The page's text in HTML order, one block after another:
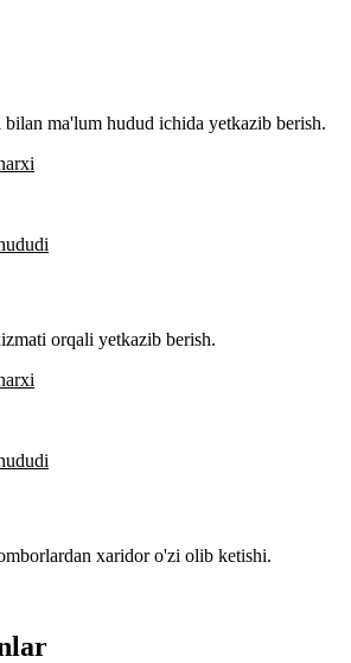
ma'lum hudud ichida yetkazib berish.
orqali yetkazib berish.
xaridor o'zi olib ketishi.